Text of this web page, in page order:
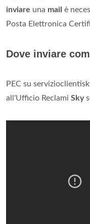
inviare una mail è
Posta Elettronica
Dove inviare
PEC su
all'Ufficio Reclami Sky